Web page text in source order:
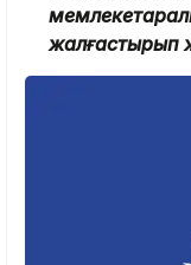
жалғастырып